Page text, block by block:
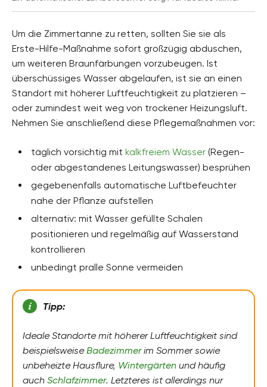
Um die Zimmertanne zu retten, sollten Sie sie als
Erste-Hilfe-Maßnahme sofort großzügig abduschen,
um weiteren Braunfärbungen vorzubeugen. Ist
überschüssiges Wasser abgelaufen, ist sie an einen
Standort mit höherer Luftfeuchtigkeit zu platzieren –
oder zumindest weit weg von trockener Heizungsluft.
Nehmen Sie anschließend diese Pflegemaßnahmen vor:
täglich vorsichtig mit kalkfreiem Wasser (Regen-
oder abgestandenes Leitungswasser) besprühen
gegebenenfalls automatische Luftbefeuchter
nahe der Pflanze aufstellen
alternativ: mit Wasser gefüllte Schalen
positionieren und regelmäßig auf Wasserstand
kontrollieren
unbedingt pralle Sonne vermeiden
Tipp:
Ideale Standorte mit höherer Luftfeuchtigkeit sind
beispielsweiseBadezimmerim Sommer sowie
unbeheizte Hausflure, Wintergärten und häufig
auch Schlafzimmer. Letzteres ist allerdings nur